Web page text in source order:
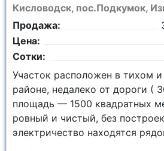
Кисловодск, пос.Подкумок,
Продажа:
Цена:
Сотки:
Участок расположен в тихом
районе, недалеко от дороги (
площадь — 1500 квадратных
ровный и чистый, без
электричество находятся